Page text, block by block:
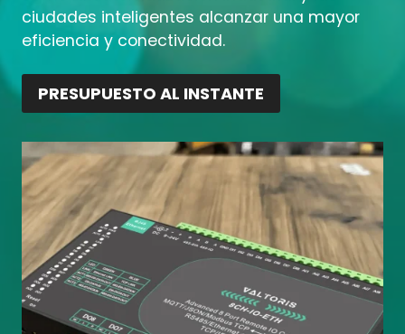
ciudades inteligentes alcanzar una mayor
eficiencia y conectividad.
PRESUPUESTO AL INSTANTE